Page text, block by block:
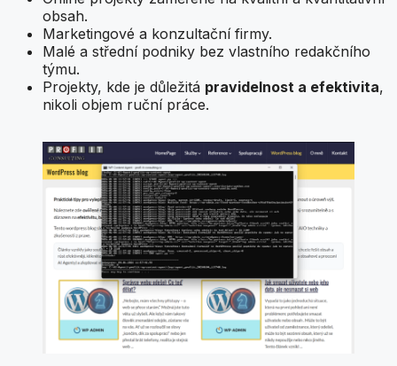
obsah.
Marketingové a konzultační firmy.
Malé a střední podniky bez vlastního redakčního
týmu.
Projekty, kde je důležitá pravidelnost a efektivita,
nikoli objem ruční práce.